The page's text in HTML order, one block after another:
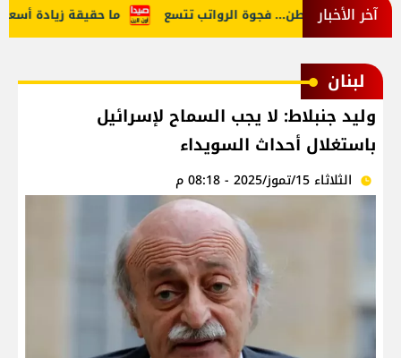
آخر الأخبار ما حقيقة زيادة أسعار النائب والمواطن... فجوة الرواتب تتسع
لبنان
وليد جنبلاط: لا يجب السماح لإسرائيل
باستغلال أحداث السويداء
الثلاثاء 15/تموز/2025 - 08:18 م